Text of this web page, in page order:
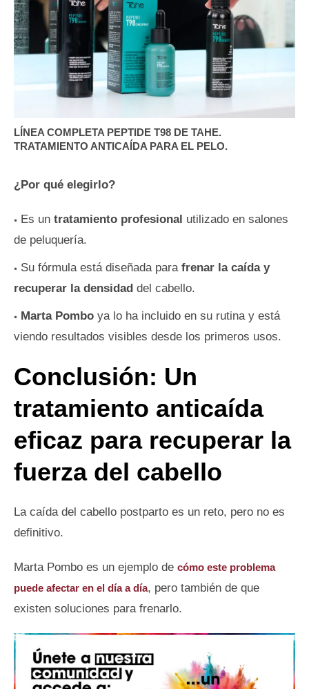
LÍNEA COMPLETA PEPTIDE T98 DE TAHE.
TRATAMIENTO ANTICAÍDA PARA EL PELO.
¿Por qué elegirlo?
Es un tratamiento profesional utilizado en salones
de peluquería.
Su fórmula está diseñada para frenar la caída y
recuperar la densidad del cabello.
Marta Pombo ya lo ha incluido en su rutina y está
viendo resultados visibles desde los primeros usos.
Conclusión: Un
tratamiento anticaída
eficaz para recuperar la
fuerza del cabello
La caída del cabello postparto es un reto, pero no es
definitivo.
Marta Pombo es un ejemplo de cómo este problema
puede afectar en el día a día, pero también de que
existen soluciones para frenarlo.